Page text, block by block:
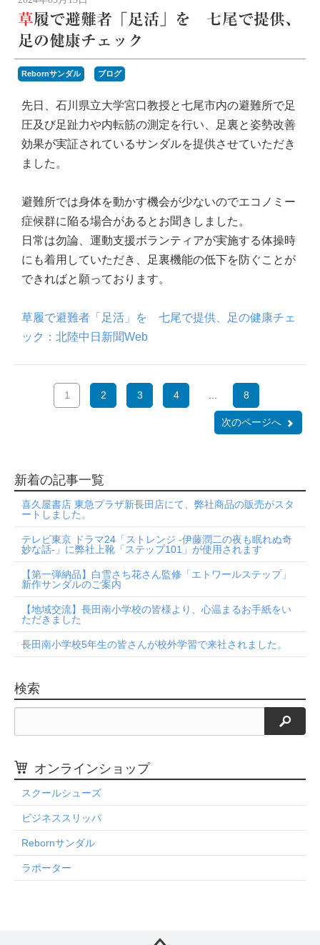
草履で避難者「足活」を 七尾で提供、
足の健康チェック
Rebornサンダル ブログ
先日、石川県立大学宮口教授と七尾市内の避難所で足
圧及び足趾力や内転筋の測定を行い、足裏と姿勢改善
効果が実証されているサンダルを提供させていただき
ました。
避難所では身体を動かす機会が少ないのでエコノミー
症候群に陥る場合があるとお聞きしました。
日常は勿論、運動支援ボランティアが実施する体操時
にも着用していただき、足裏機能の低下を防ぐことが
できればと願っております。
草履で避難者「足活」を 七尾で提供、足の健康チェ
ック：北陸中日新聞Web
次のページへ
1 2 3 4 ... 8
新着の記事一覧
喜久屋書店 東急プラザ新長田店にて、弊社商品の販売がスタ
ートしました。
テレビ東京 ドラマ24「ストレンジ -伊藤潤二の夜も眠れぬ奇
妙な話-」に弊社上靴「ステップ101」が使用されます
【第一弾納品】白雪さち花さん監修「エトワールステップ」
新作サンダルのご案内
【地域交流】長田南小学校の皆様より、心温まるお手紙をい
ただきました
長田南小学校5年生の皆さんが校外学習で来社されました。
検索
検索
オンラインショップ
スクールシューズ
ビジネススリッパ
Rebornサンダル
ラポーター